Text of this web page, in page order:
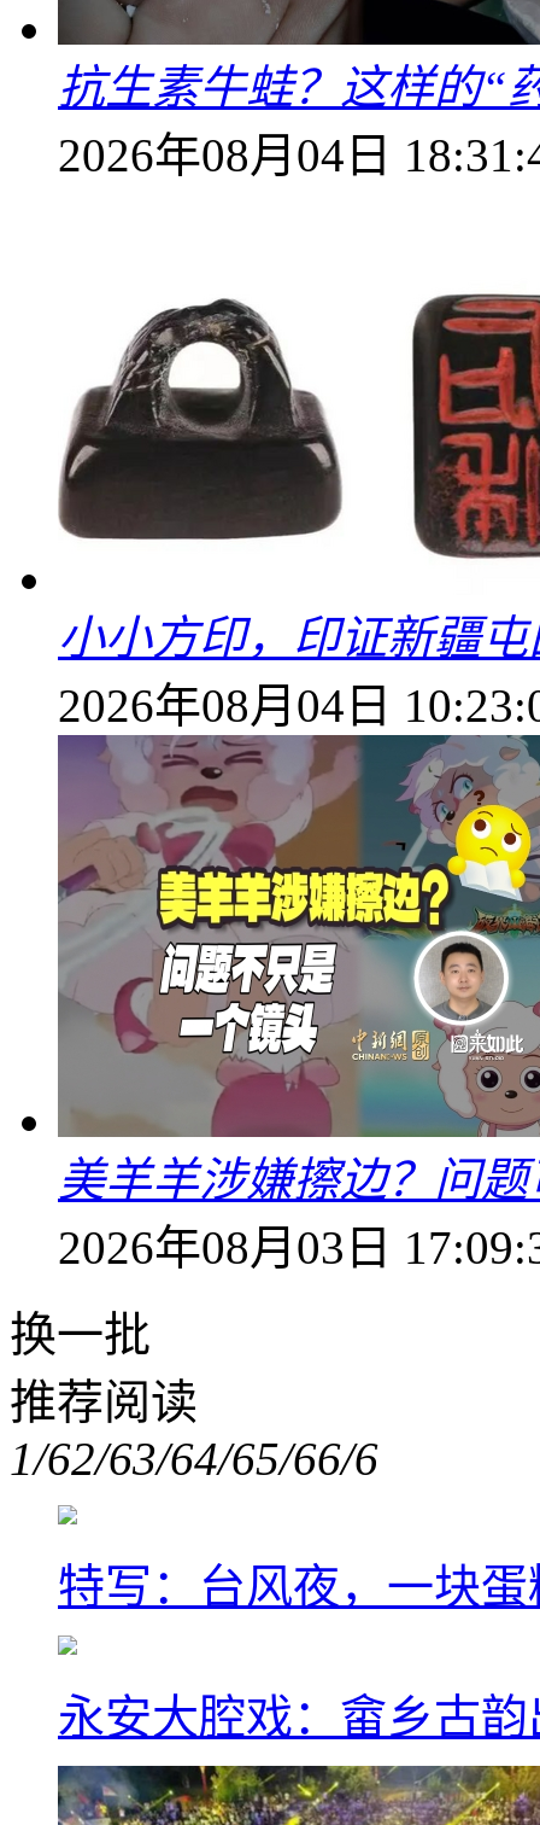
抗生素牛蛙？这样的“
2026年08月04日
小小方印，印证新疆
2026年08月04日
美羊羊涉嫌擦边？问
2026年08月03日
换一批
推荐阅读
1/62/63/64/65/66/6
特写：台风夜，一块
永安大腔戏：畲乡古